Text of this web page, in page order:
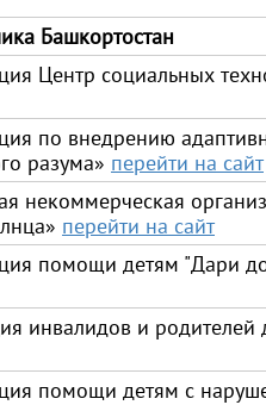
Башкортостан
Центр социальных
по внедрению
разума» перейти на сайт
некоммерческая
перейти на сайт
помощи детям "Дари
инвалидов и
помощи детям с